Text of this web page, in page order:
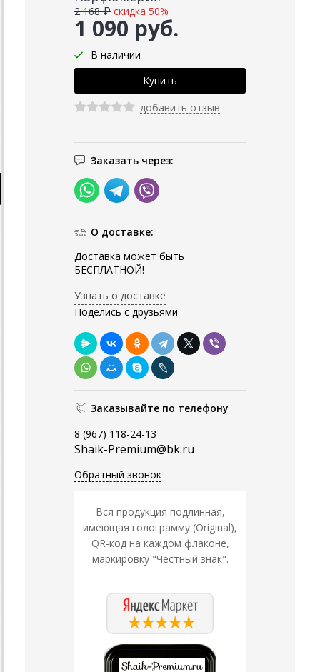
1 090 руб.
2 168 ₽ скидка 50%
В наличии
добавить отзыв
Заказать через:
О доставке:
Доставка может быть
БЕСПЛАТНОЙ!
Узнать о доставке
Поделись с друзьями
Заказывайте по телефону
8 (967) 118-24-13
Shaik-Premium@bk.ru
Обратный звонок
Вся продукция подлинная,
имеющая голограмму (Original),
QR-код на каждом флаконе,
маркировку "Честный знак".